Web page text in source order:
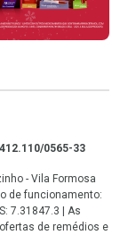
0565-33
- Vila Formosa
de funcionamento:
7.31847.3 | As
de remédios e